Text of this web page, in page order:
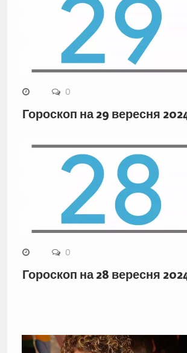
0
Гороскоп на 29 вересня
0
Гороскоп на 28 вересня